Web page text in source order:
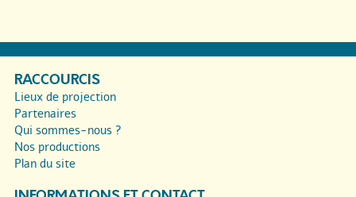
RACCOURCIS
Lieux de projection
Partenaires
Qui sommes-nous ?
Nos productions
Plan du site